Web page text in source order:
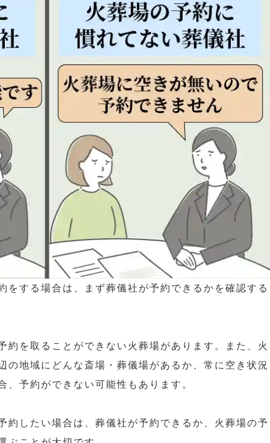
をする場合は、まず葬儀社が予約できるかを確認する
約を取ることができない火葬場があります。また、火
の地域にどんな斎場・葬儀場があるか、常に空き状況
予約ができない可能性もあります。
約したい場合は、葬儀社が予約できるか、火葬場の予